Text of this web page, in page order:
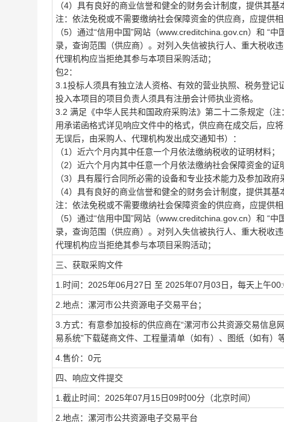
（4）具有良好的商业信誉和健全的财务会计制度，提供其
注：依法免税或不需要缴纳社会保障资金的供应商，应提供
（5）通过“信用中国”网站（www.creditchina.gov.cn）和 “
录，查询范围（供应商）。对列入失信被执行人、重大税收
代理机构应当拒绝其参与本项目采购活动；
包2：
3.1投标人须具有独立法人资格、有效的营业执照、税务登
投入本项目的项目负责人须具有注册会计师执业资格。
3.2 满足《中华人民共和国政府采购法》第二十二条规定（
用承诺函格式详见响应文件中的格式，供应商在成交后，应
无误后，由采购人、代理机构发出成交通知书）：
（1）近六个月内其中任意一个月依法缴纳税收的证明材料；
（2）近六个月内其中任意一个月依法缴纳社会保障资金的
（3）具有履行合同所必需的设备和专业技术能力及参加政
（4）具有良好的商业信誉和健全的财务会计制度，提供其
注：依法免税或不需要缴纳社会保障资金的供应商，应提供
（5）通过“信用中国”网站（www.creditchina.gov.cn）和 “
录，查询范围（供应商）。对列入失信被执行人、重大税收
代理机构应当拒绝其参与本项目采购活动；
三、获取采购文件
1.时间：2025年06月27日 至 2025年07月03日，每天上午
2.地点：漯河市公共资源电子交易平台；
3.方式：有意参加投标的供应商在“漯河市公共资源交易信息
易系统”下载磋商文件、工程量清单（如有）、图纸（如有）
4.售价：0元
四、响应文件提交
1.截止时间：2025年07月15日09时00分（北京时间）
2.地点：漯河市公共资源电子交易平台